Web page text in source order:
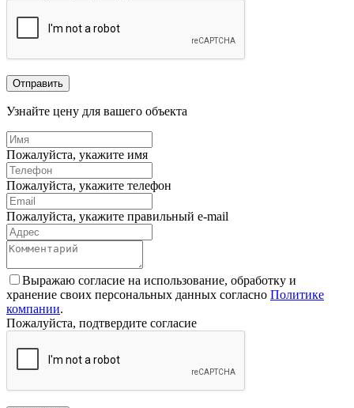
Отправить
Узнайте цену для вашего объекта
Пожалуйста, укажите имя
Пожалуйста, укажите телефон
Пожалуйста, укажите правильный e-mail
Выражаю согласие на использование, обработку и
хранение своих персональных данных согласно Политике
компании.
Пожалуйста, подтвердите согласие